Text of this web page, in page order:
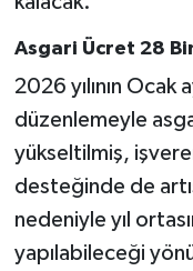
Asgari Ücret 28
2026 yılının Ocak
düzenlemeyle
yükseltilmiş,
desteğinde de
nedeniyle yıl
yapılabileceği